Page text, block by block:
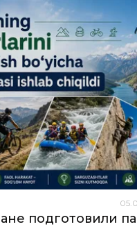
05
подготовили